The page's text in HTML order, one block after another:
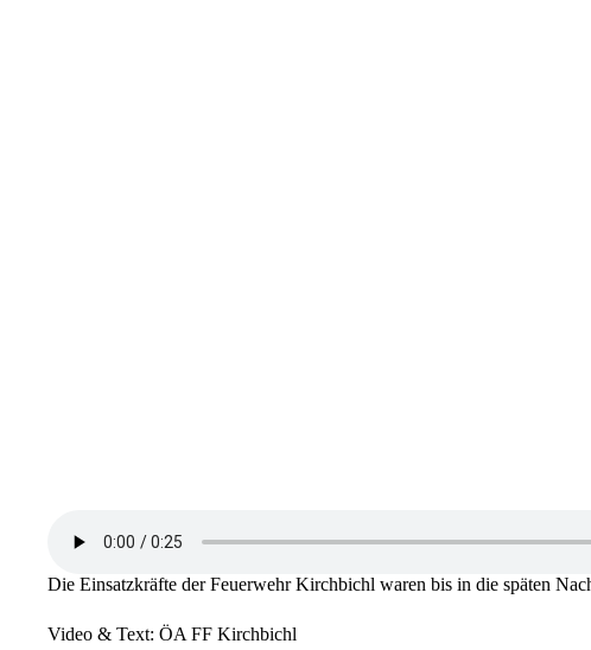
Die Einsatzkräfte der Feuerwehr Kirchbichl waren bis in die späten
Video & Text: ÖA FF Kirchbichl